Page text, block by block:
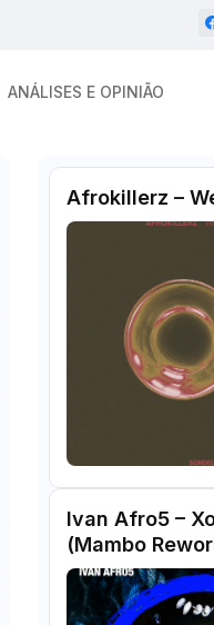
ANÁLISES E OPINIÃO
Afrokillerz –
Ivan Afro5 –
(Mambo